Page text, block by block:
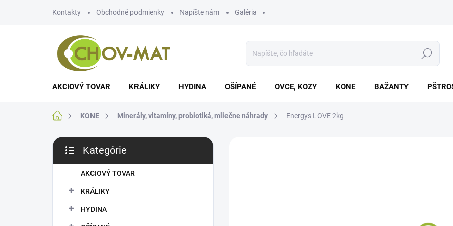
Kontakty Obchodné podmienky Napíšte nám Galéria
Hľadať
AKCIOVÝ TOVAR KRÁLIKY HYDINA OŠÍPANÉ OVCE, KOZY KONE BAŽANTY
DomovKONE Minerály, vitamíny, probiotiká, mliečne náhrady Energys LOVE 2kg
B
č
kategórie
Kategórie
AKCIOVÝ TOVAR
KRÁLIKY
HYDINA